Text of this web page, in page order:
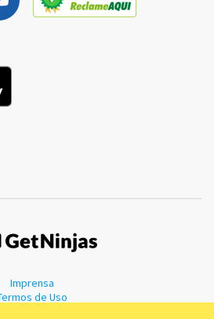
Imprensa
de Uso